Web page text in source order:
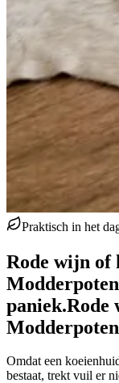
Praktisch in het
Rode wijn of
paniek.Rode
Modderpoten
Omdat een
bestaat, trekt vuil er